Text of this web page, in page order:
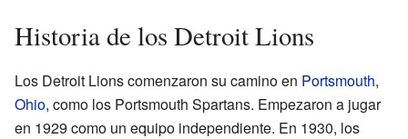
Historia de los Detroit Lions
Los Detroit Lions comenzaron su camino en Portsmouth,
Ohio, como los Portsmouth Spartans. Empezaron a jugar
en 1929 como un equipo independiente. En 1930, los